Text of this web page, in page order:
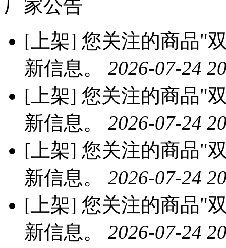
厂家公告
[上架] 您关注的商品"
新信息。 2026-07-24
[上架] 您关注的商品"
新信息。 2026-07-24
[上架] 您关注的商品"
新信息。 2026-07-24
[上架] 您关注的商品"
新信息。 2026-07-24